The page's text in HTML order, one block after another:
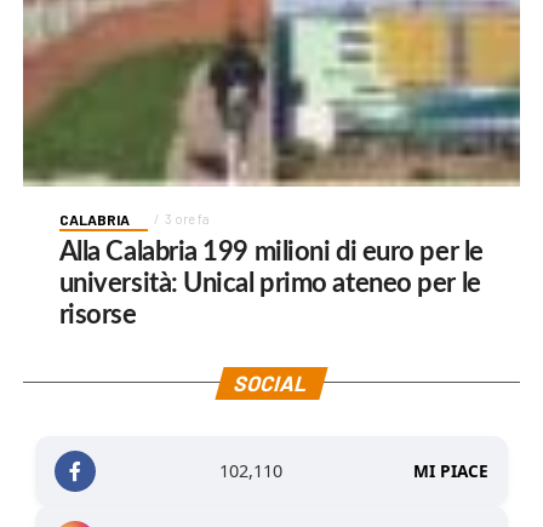
CALABRIA 3 ore fa
Alla Calabria 199 milioni di euro per le
università: Unical primo ateneo per le
risorse
SOCIAL
102,110 MI PIACE